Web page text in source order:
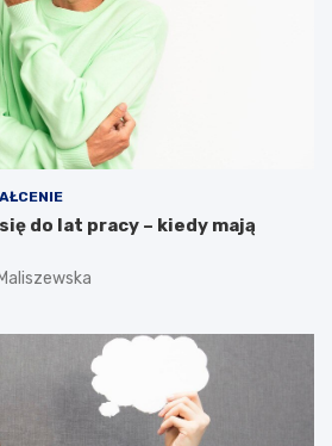
do lat pracy – kiedy mają